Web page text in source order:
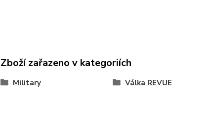
Zboží zařazeno v kategoriích
Military Válka REVUE